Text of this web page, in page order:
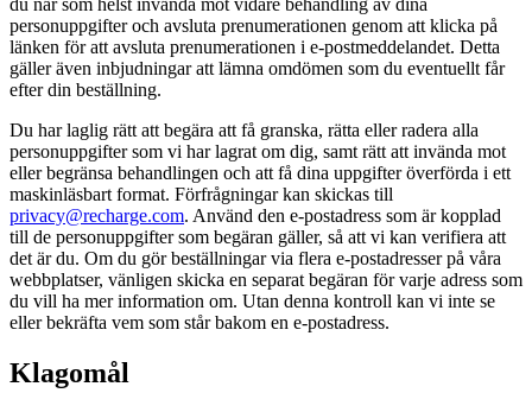
du när som helst invända mot vidare behandling av dina
personuppgifter och avsluta prenumerationen genom att klicka på
länken för att avsluta prenumerationen i e-postmeddelandet. Detta
gäller även inbjudningar att lämna omdömen som du eventuellt får
efter din beställning.
Du har laglig rätt att begära att få granska, rätta eller radera alla
personuppgifter som vi har lagrat om dig, samt rätt att invända mot
eller begränsa behandlingen och att få dina uppgifter överförda i ett
maskinläsbart format. Förfrågningar kan skickas till
privacy@recharge.com. Använd den e-postadress som är kopplad
till de personuppgifter som begäran gäller, så att vi kan verifiera att
det är du. Om du gör beställningar via flera e-postadresser på våra
webbplatser, vänligen skicka en separat begäran för varje adress som
du vill ha mer information om. Utan denna kontroll kan vi inte se
eller bekräfta vem som står bakom en e-postadress.
Klagomål